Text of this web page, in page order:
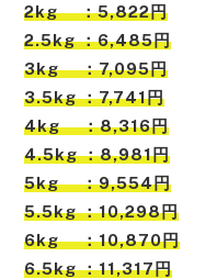
2kg ：5,822円
2.5kg ：6,485円
3kg ：7,095円
3.5kg ：7,741円
4kg ：8,316円
4.5kg ：8,981円
5kg ：9,554円
5.5kg ：10,298円
6kg ：10,870円
6.5kg ：11,317円